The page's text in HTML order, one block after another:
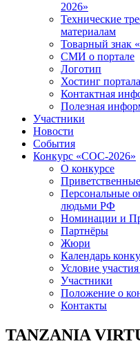
2026»
Технические
материалам
Товарный
СМИ о портале
Логотип
Хостинг портала
Контактная
Полезная
Участники
Новости
События
Конкурс «СОС-2026»
О конкурсе
Персональные
людьми РФ
Номинации и
Партнёры
Жюри
Календарь
Условие
Участники
Положение о
Контакты
TANZANIA